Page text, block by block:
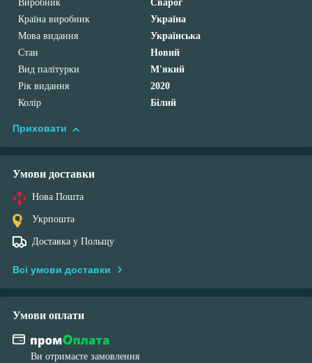
Виробник
Сварог
Країна виробник
Україна
Мова видання
Українська
Стан
Новий
Вид палітурки
М'який
Рік видання
2020
Колір
Білий
Приховати
Умови доставки
Нова Пошта
Укрпошта
Доставка у Польщу
Всі умови доставки
Умови оплати
Ви отримаєте замовлення